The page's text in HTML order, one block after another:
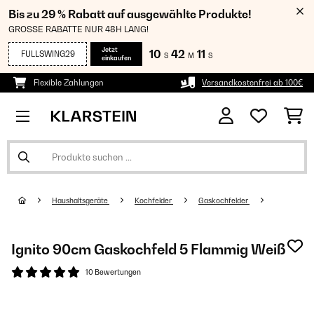
Bis zu 29 % Rabatt auf ausgewählte Produkte!
GROSSE RABATTE NUR 48H LANG!
FULLSWING29
Jetzt
einkaufen
10 S 42 M 11 S
Flexible Zahlungen Versandkostenfrei ab 100€
Haushaltsgeräte Kochfelder Gaskochfelder
Ignito 90cm Gaskochfeld 5 Flammig Weiß
10 Bewertungen